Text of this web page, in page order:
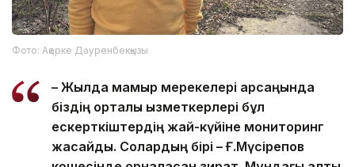
Фото: Ақерке Дәуренбекқызы
– Жылда мамыр мерекелері қарсаңында
біздің орталық қызметкерлері бұл
ескерткіштердің жай-күйіне мониторинг
жасайды. Солардың бірі – Ғ.Мүсірепов